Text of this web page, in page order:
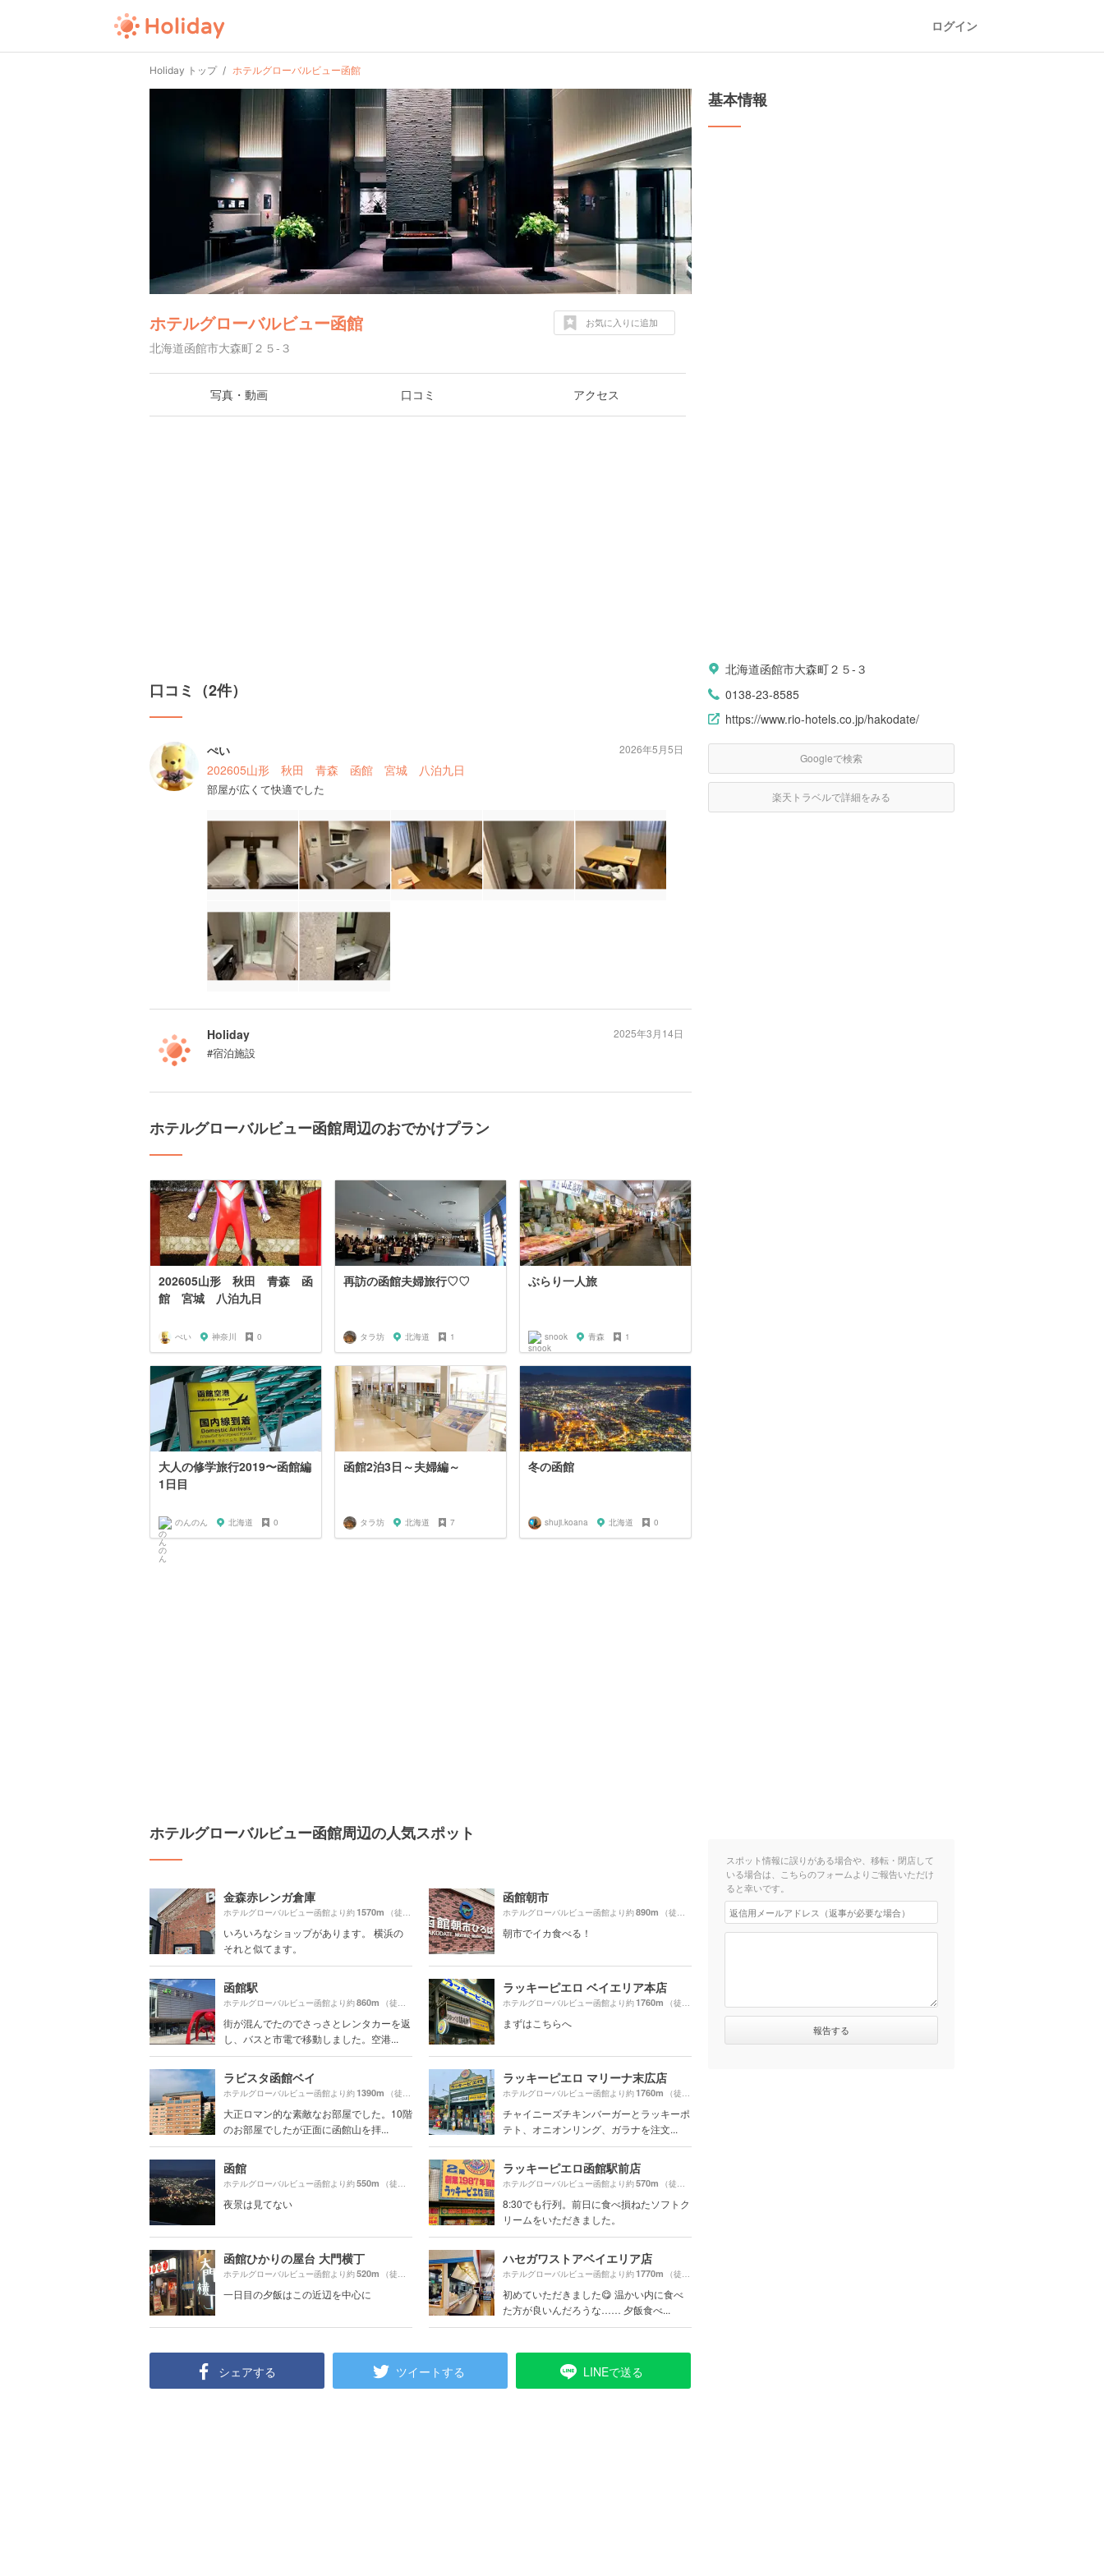
ログイン
Holiday トップ ホテルグローバルビュー函館
ホテルグローバルビュー函館
北海道函館市大森町２５-３
お気に入りに追加
写真・動画 口コミ アクセス
口コミ（2件）
ぺい
202605山形 秋田 青森 函館 宮城 八泊九日
部屋が広くて快適でした
2026年5月5日
Holiday
#宿泊施設
2025年3月14日
ホテルグローバルビュー函館周辺のおでかけプラン
202605山形 秋田 青森 函
館 宮城 八泊九日
ぺい 神奈川 0
再訪の函館夫婦旅行♡♡
タラ坊 北海道 1
ぶらり一人旅
snook 青森 1
大人の修学旅行2019〜函館編
1日目
のんのん 北海道 0
函館2泊3日～夫婦編～
タラ坊 北海道 7
冬の函館
shuji.koana 北海道 0
ホテルグローバルビュー函館周辺の人気スポット
金森赤レンガ倉庫
ホテルグローバルビュー函館より約1570m （徒歩27分）
いろいろなショップがあります。 横浜の
それと似てます。
函館朝市
ホテルグローバルビュー函館より約890m （徒歩15分）
朝市でイカ食べる！
函館駅
ホテルグローバルビュー函館より約860m （徒歩15分）
街が混んでたのでさっさとレンタカーを返
し、バスと市電で移動しました。空港...
ラッキーピエロ ベイエリア本店
ホテルグローバルビュー函館より約1760m （徒歩30分）
まずはこちらへ
ラビスタ函館ベイ
ホテルグローバルビュー函館より約1390m （徒歩24分）
大正ロマン的な素敵なお部屋でした。10階
のお部屋でしたが正面に函館山を拝...
ラッキーピエロ マリーナ末広店
ホテルグローバルビュー函館より約1760m （徒歩30分）
チャイニーズチキンバーガーとラッキーポ
テト、オニオンリング、ガラナを注文...
函館
ホテルグローバルビュー函館より約550m （徒歩10分）
夜景は見てない
ラッキーピエロ函館駅前店
ホテルグローバルビュー函館より約570m （徒歩10分）
8:30でも行列。前日に食べ損ねたソフトク
リームをいただきました。
函館ひかりの屋台 大門横丁
ホテルグローバルビュー函館より約520m （徒歩9分）
一日目の夕飯はこの近辺を中心に
ハセガワストアベイエリア店
ホテルグローバルビュー函館より約1770m （徒歩30分）
初めていただきました😋 温かい内に食べ
た方が良いんだろうな…… 夕飯食べ...
シェアする ツイートする LINEで送る
基本情報
北海道函館市大森町２５-３
0138-23-8585
https://www.rio-hotels.co.jp/hakodate/
Googleで検索
楽天トラベルで詳細をみる
スポット情報に誤りがある場合や、移転・閉店して
いる場合は、こちらのフォームよりご報告いただけ
ると幸いです。